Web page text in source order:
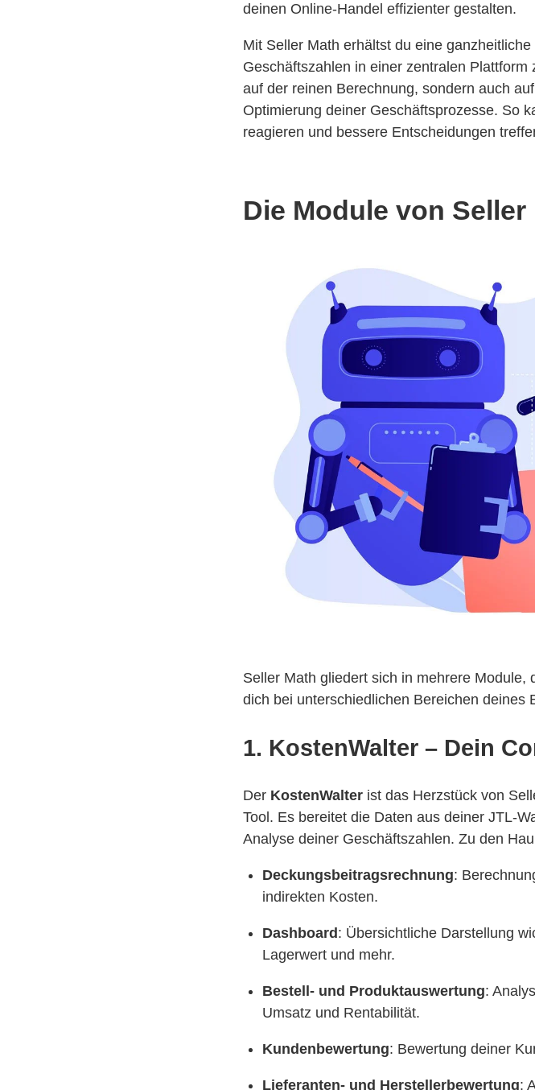
deinen Online-Handel effizienter gestalten.
Mit Seller Math erhältst du eine
Geschäftszahlen in einer zentralen
auf der reinen Berechnung, sondern auch
Optimierung deiner Geschäftsprozesse. So
reagieren und bessere Entscheidungen
Die Module von
Seller Math gliedert sich in mehrere
dich bei unterschiedlichen Bereichen deines
1. KostenWalter – Dein
Der KostenWalter ist das Herzstück von
Tool. Es bereitet die Daten aus deiner JTL-
Analyse deiner Geschäftszahlen. Zu den
Deckungsbeitragsrechnung:
indirekten Kosten.
Dashboard: Übersichtliche Darstellung
Lagerwert und mehr.
Bestell- und Produktauswertung:
Umsatz und Rentabilität.
Kundenbewertung: Bewertung deiner
Lieferanten- und Herstellerbewertung: